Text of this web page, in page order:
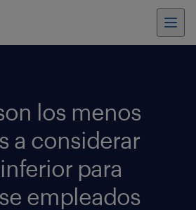
los menos
a considerar
para
empleados